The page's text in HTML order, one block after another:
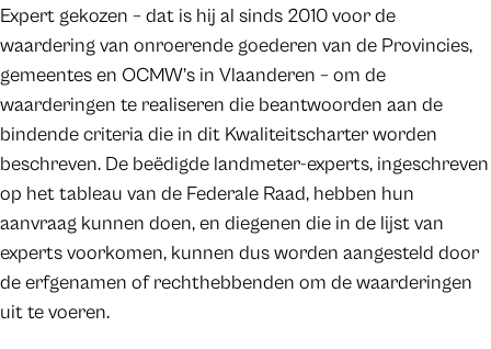
Expert gekozen – dat is hij al sinds 2010 voor de
waardering van onroerende goederen van de Provincies,
gemeentes en OCMW’s in Vlaanderen – om de
waarderingen te realiseren die beantwoorden aan de
bindende criteria die in dit Kwaliteitscharter worden
beschreven. De beëdigde landmeter-experts, ingeschreven
op het tableau van de Federale Raad, hebben hun
aanvraag kunnen doen, en diegenen die in de lijst van
experts voorkomen, kunnen dus worden aangesteld door
de erfgenamen of rechthebbenden om de waarderingen
uit te voeren.